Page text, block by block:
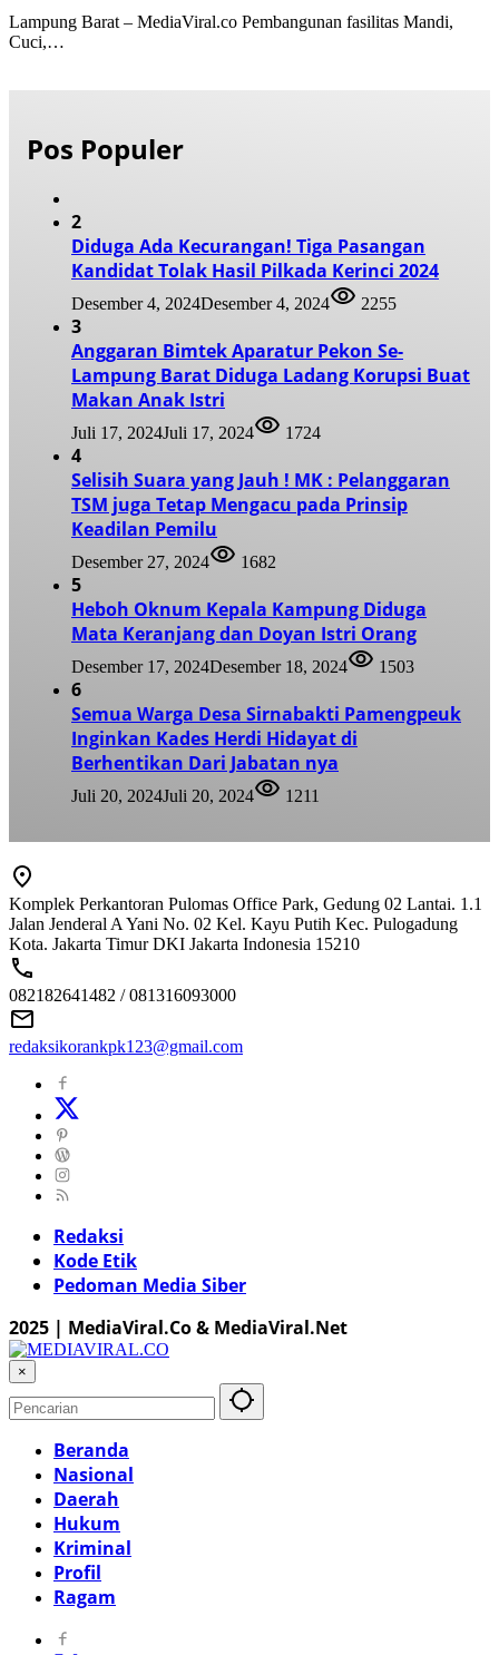
Lampung Barat – MediaViral.co Pembangunan fasilitas Mandi,
Cuci,…
Pos Populer
2
Diduga Ada Kecurangan! Tiga Pasangan
Kandidat Tolak Hasil Pilkada Kerinci 2024
Desember 4, 2024Desember 4, 2024 2255
3
Anggaran Bimtek Aparatur Pekon Se-
Lampung Barat Diduga Ladang Korupsi Buat
Makan Anak Istri
Juli 17, 2024Juli 17, 2024 1724
4
Selisih Suara yang Jauh ! MK : Pelanggaran
TSM juga Tetap Mengacu pada Prinsip
Keadilan Pemilu
Desember 27, 2024 1682
5
Heboh Oknum Kepala Kampung Diduga
Mata Keranjang dan Doyan Istri Orang
Desember 17, 2024Desember 18, 2024 1503
6
Semua Warga Desa Sirnabakti Pamengpeuk
Inginkan Kades Herdi Hidayat di
Berhentikan Dari Jabatan nya
Juli 20, 2024Juli 20, 2024 1211
Komplek Perkantoran Pulomas Office Park, Gedung 02 Lantai. 1.1
Jalan Jenderal A Yani No. 02 Kel. Kayu Putih Kec. Pulogadung
Kota. Jakarta Timur DKI Jakarta Indonesia 15210
082182641482 / 081316093000
redaksikorankpk123@gmail.com
Redaksi
Kode Etik
Pedoman Media Siber
2025 | MediaViral.Co & MediaViral.Net
×
Beranda
Nasional
Daerah
Hukum
Kriminal
Profil
Ragam